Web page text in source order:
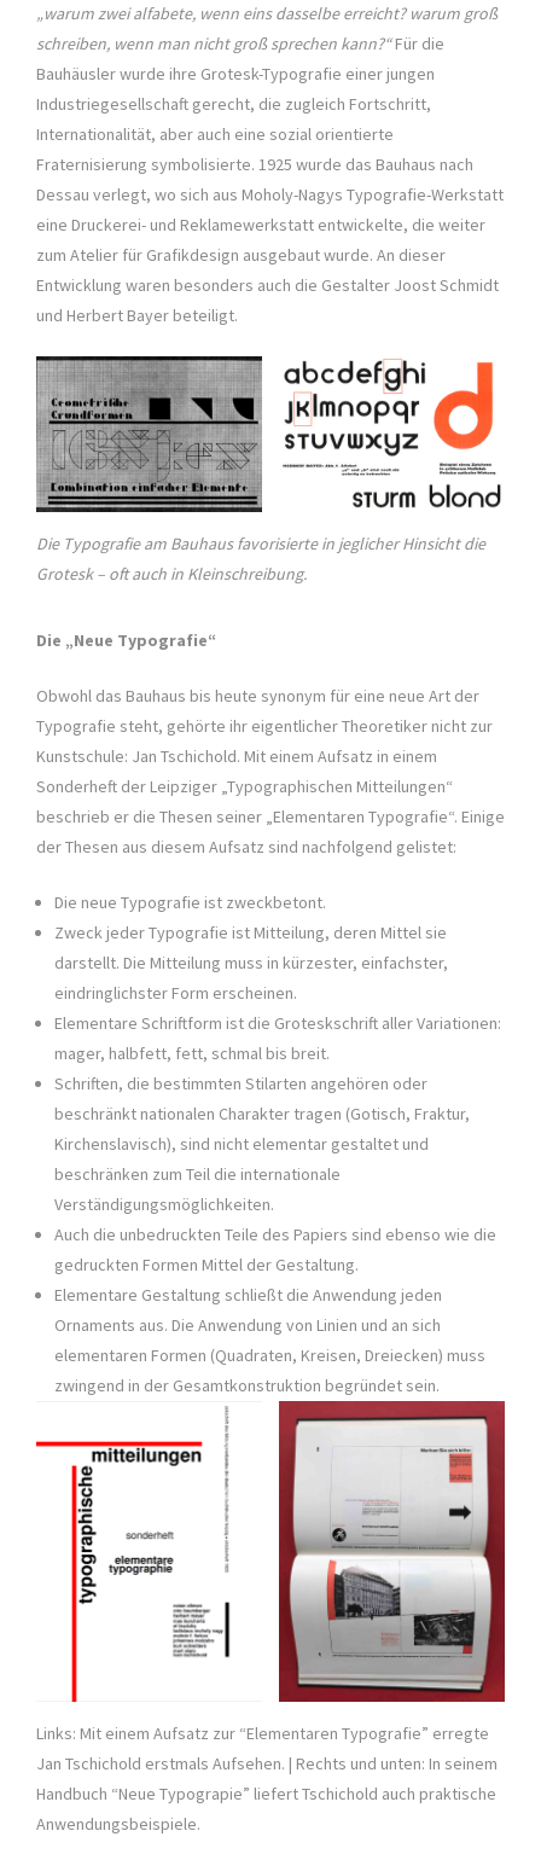
„warum zwei alfabete, wenn eins dasselbe erreicht? warum groß
schreiben, wenn man nicht groß sprechen kann?“Für die
Bauhäusler wurde ihre Grotesk-Typografie einer jungen
Industriegesellschaft gerecht, die zugleich Fortschritt,
Internationalität, aber auch eine sozial orientierte
Fraternisierung symbolisierte. 1925 wurde das Bauhaus nach
Dessau verlegt, wo sich aus Moholy-Nagys Typografie-Werkstatt
eine Druckerei- und Reklamewerkstatt entwickelte, die weiter
zum Atelier für Grafikdesign ausgebaut wurde. An dieser
Entwicklung waren besonders auch die Gestalter Joost Schmidt
und Herbert Bayer beteiligt.
Die Typografie am Bauhaus favorisierte in jeglicher Hinsicht die
Grotesk – oft auch in Kleinschreibung.
Die „Neue Typografie“
Obwohl das Bauhaus bis heute synonym für eine neue Art der
Typografie steht, gehörte ihr eigentlicher Theoretiker nicht zur
Kunstschule: Jan Tschichold. Mit einem Aufsatz in einem
Sonderheft der Leipziger „Typographischen Mitteilungen“
beschrieb er die Thesen seiner „Elementaren Typografie“. Einige
der Thesen aus diesem Aufsatz sind nachfolgend gelistet:
Die neue Typografie ist zweckbetont.
Zweck jeder Typografie ist Mitteilung, deren Mittel sie
darstellt. Die Mitteilung muss in kürzester, einfachster,
eindringlichster Form erscheinen.
Elementare Schriftform ist die Groteskschrift aller Variationen:
mager, halbfett, fett, schmal bis breit.
Schriften, die bestimmten Stilarten angehören oder
beschränkt nationalen Charakter tragen (Gotisch, Fraktur,
Kirchenslavisch), sind nicht elementar gestaltet und
beschränken zum Teil die internationale
Verständigungsmöglichkeiten.
Auch die unbedruckten Teile des Papiers sind ebenso wie die
gedruckten Formen Mittel der Gestaltung.
Elementare Gestaltung schließt die Anwendung jeden
Ornaments aus. Die Anwendung von Linien und an sich
elementaren Formen (Quadraten, Kreisen, Dreiecken) muss
zwingend in der Gesamtkonstruktion begründet sein.
Links: Mit einem Aufsatz zur “Elementaren Typografie” erregte
Jan Tschichold erstmals Aufsehen. | Rechts und unten: In seinem
Handbuch “Neue Typograpie” liefert Tschichold auch praktische
Anwendungsbeispiele.